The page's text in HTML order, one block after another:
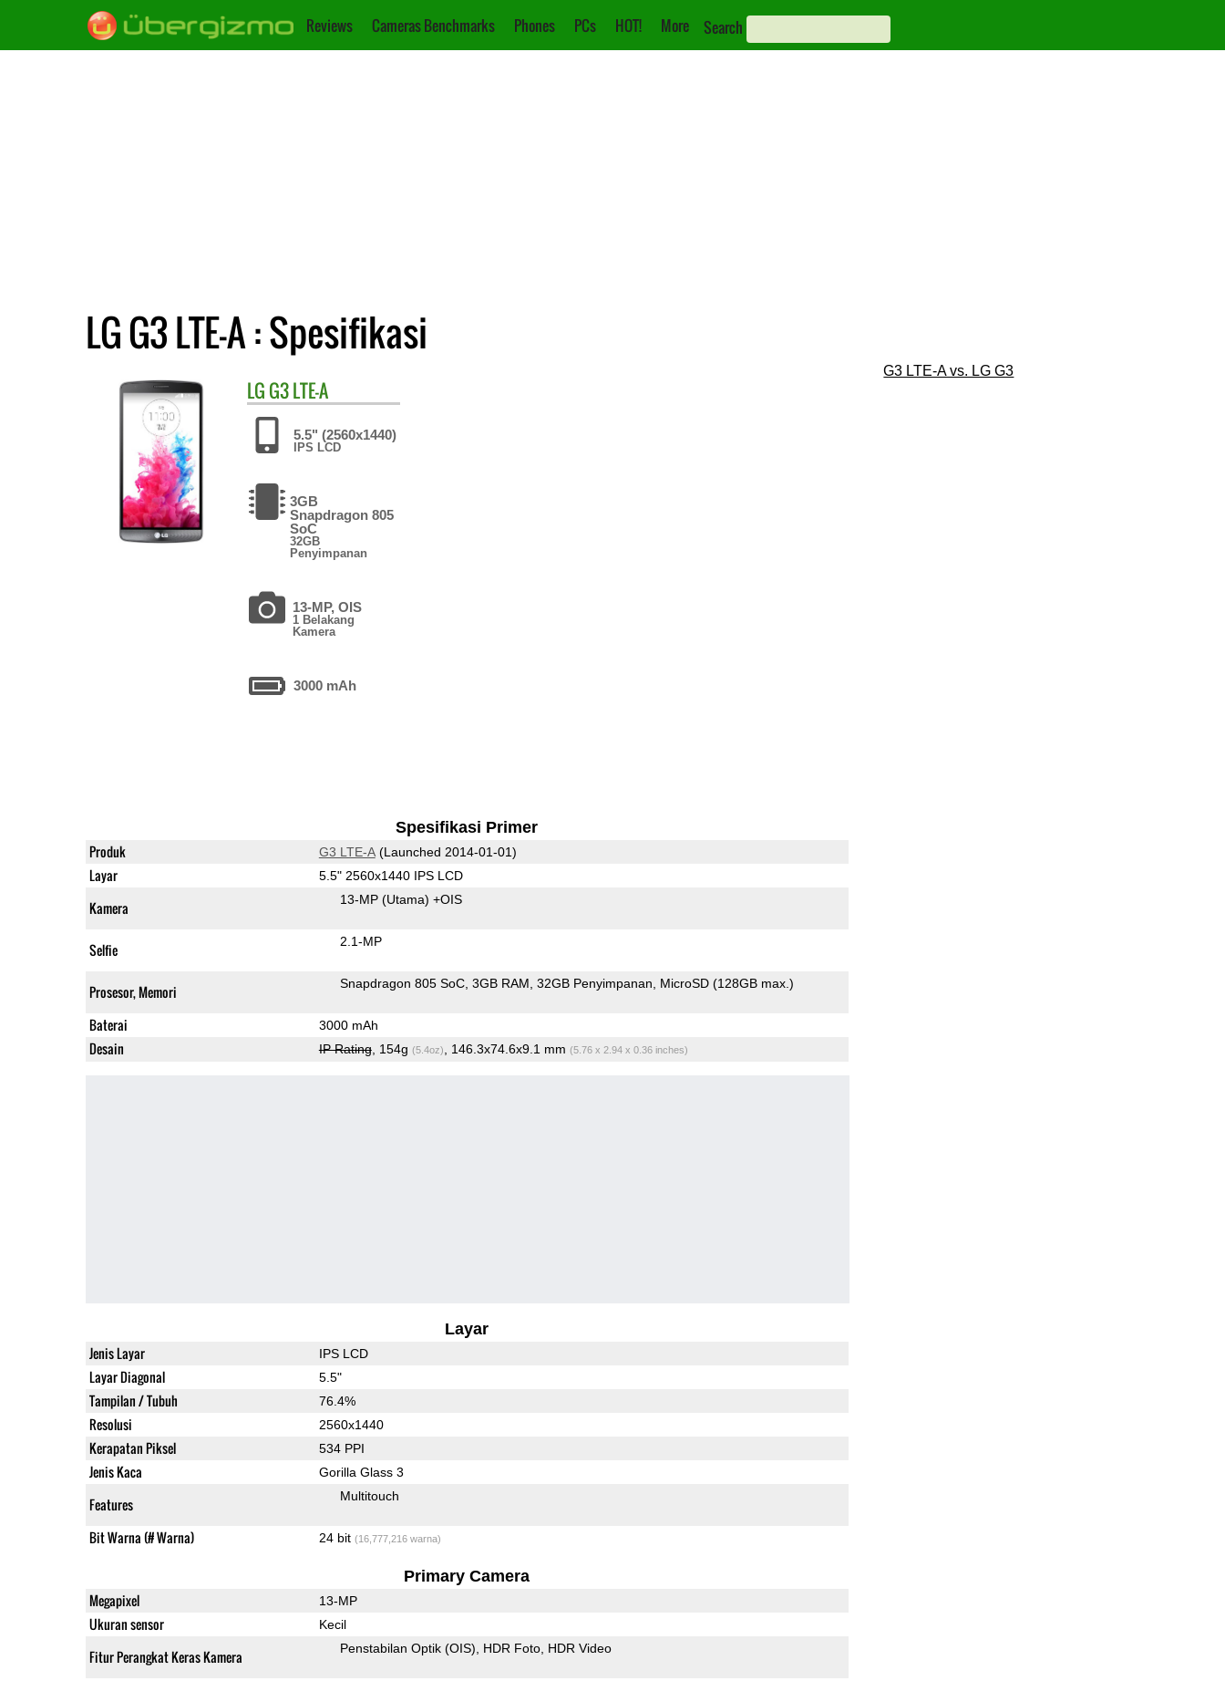
Reviews Cameras Benchmarks Phones PCs HOT! More Search
LG G3 LTE-A : Spesifikasi
LG G3 LTE-A
5.5" (2560x1440)
IPS LCD
3GB
Snapdragon 805
SoC
32GB
Penyimpanan
13-MP, OIS
1 Belakang
Kamera
3000 mAh
Spesifikasi Primer
Produk G3 LTE-A(Launched 2014-01-01)
Layar 5.5" 2560x1440 IPS LCD
Kamera 13-MP (Utama) +OIS
Selfie 2.1-MP
Prosesor, Memori Snapdragon 805 SoC 3GB RAM 32GB Penyimpanan MicroSD (128GB max.)
Baterai 3000 mAh
Desain IP Rating, 154g (5.4oz) , 146.3x74.6x9.1 mm (5.76 x 2.94 x 0.36 inches)
Layar
Jenis Layar IPS LCD
Layar Diagonal 5.5"
Tampilan / Tubuh 76.4%
Resolusi 2560x1440
Kerapatan Piksel 534 PPI
Jenis Kaca Gorilla Glass 3
Features Multitouch
Bit Warna (# Warna) 24 bit (16,777,216 warna)
Primary Camera
Megapixel 13-MP
Ukuran sensor Kecil
Fitur Perangkat Keras Kamera Penstabilan Optik (OIS) HDR Foto HDR Video
G3 LTE-A vs. LG G3